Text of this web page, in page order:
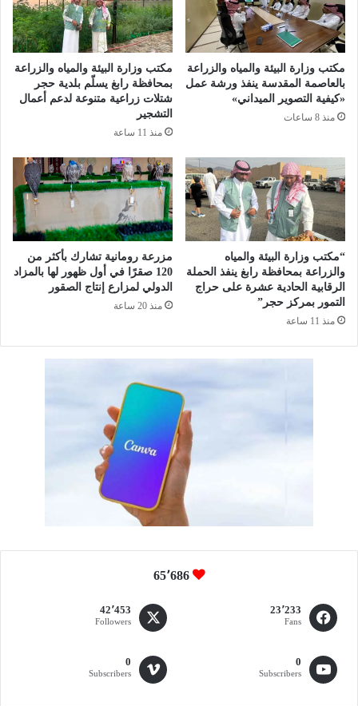
إ
ن
ج
ز
ا
ت
ل
ط
م
و
ح
م
س
ت
ر
:
إ
ر
ث
ا
ل
أ
ل
ة
ن
ه
ا
ل
م
ت
مكتب وزارة البيئة والمياه والزراعة
بالعاصمة المقدسة ينفذ ورشة عمل
«كيفية التصوير الميداني»
منذ 8 ساعات
مكتب وزارة البيئة والمياه والزراعة
بمحافظة رابغ يسلّم بلدية حجر
شتلات زراعية متنوعة لدعم أعمال
التشجير
منذ 11 ساعة
“مكتب وزارة البيئة والمياه
والزراعة بمحافظة رابغ ينفذ الحملة
الرقابية الحادية عشرة على حراج
التمور بمركز حجر”
منذ 11 ساعة
مزرعة رومانية تشارك بأكثر من
120 صقرًا في أول ظهور لها بالمزاد
الدولي لمزارع إنتاج الصقور
منذ 20 ساعة
65٬686
23٬233
Fans
42٬453
Followers
0
Subscribers
0
Subscribers